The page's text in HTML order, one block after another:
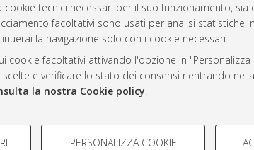
tecnici necessari per il suo funzionamento,
facoltativi sono usati per analisi
la navigazione solo con i cookie necessari.
cookie facoltativi attivando l'opzione in
e verificare lo stato dei consensi rientrando
la nostra Cookie policy.
- FACOLTATIVI
PERSONALIZZA COOKIE
AMS Dottorato
ISSN: 2038-7946
Servizio implementato e gestito da
Impostazioni Cookie
Informativa sulla privacy
Condizioni d’uso del sito